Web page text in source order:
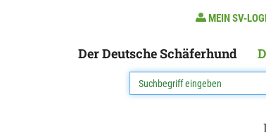
MEIN SV-
Der Deutsche Schäferhund